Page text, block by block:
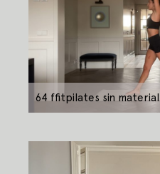
64 ffitpilates sin material